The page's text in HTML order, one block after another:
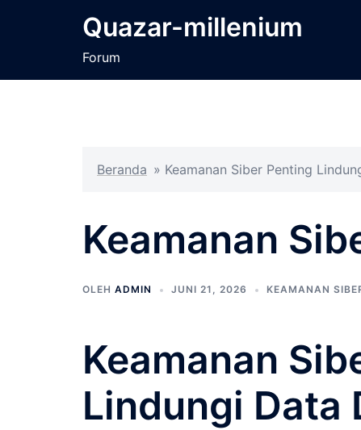
Quazar-millenium
Forum
Beranda » Keamanan Siber Penting
Keamanan
OLEH ADMIN JUNI 21, 2026 KEAMANAN
Keamanan
Lindungi Data